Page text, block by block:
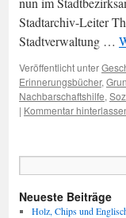
Stadtarchiv-Leiter
Stadtverwaltung …
Veröffentlicht unter
Erinnerungsbücher,
Nachbarschaftshilfe,
| Kommentar
Neueste Beiträge
Holz, Chips und